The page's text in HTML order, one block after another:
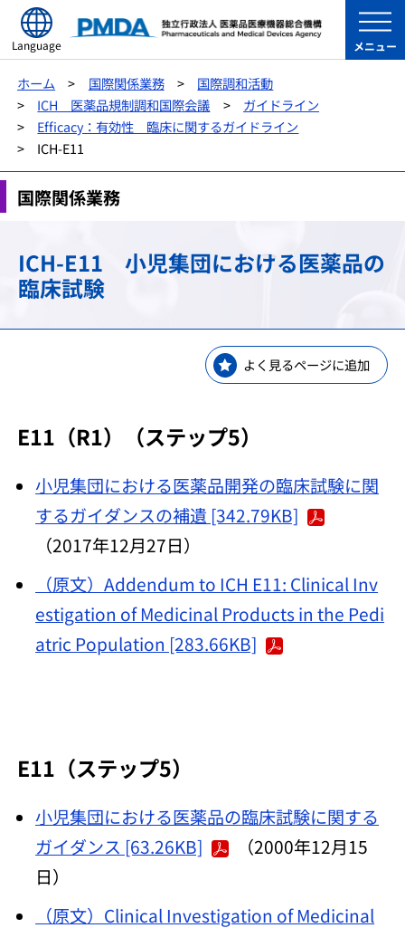
Language メニュー
ホーム 国際関係業務
国際調和活動
ICH 医薬品規制調和国際会議
ガイドライン
Efficacy：有効性 臨床に関するガイドライン
ICH-E11
国際関係業務
ICH-E11 小児集団における医薬品の
臨床試験
よく見るページに追加
E11（R1）（ステップ5）
小児集団における医薬品開発の臨床試験に関
するガイダンスの補遺 [342.79KB]
（2017年12月27日）
（原文）Addendum to ICH E11: Clinical Inv
estigation of Medicinal Products in the Pedi
atric Population [283.66KB]
E11（ステップ5）
小児集団における医薬品の臨床試験に関する
ガイダンス [63.26KB]
（2000年12月15
日）
（原文）Clinical Investigation of Medicinal